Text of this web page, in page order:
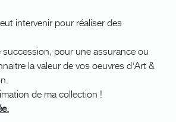
intervenir pour réaliser des
pour une assurance ou
la valeur de vos oeuvres d'Art &
de ma collection !